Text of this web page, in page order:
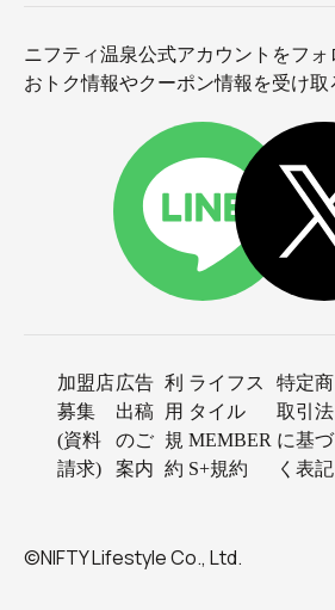
ニフティ温泉公式アカウントをフォ
おトク情報やクーポン情報を受け取
加盟店
募集
(資料
請求)
広告
出稿
のご
案内
利
用
規
約
ライフス
タイル
MEMBER
S+規約
特定商
取引法
に基づ
く表記
©NIFTY Lifestyle Co., Ltd.